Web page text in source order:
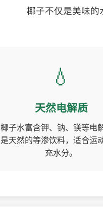
椰子不仅是美味
💧
天然电解质
椰子水富含钾、钠、镁等电
是天然的等渗饮料，适合运
充水分。